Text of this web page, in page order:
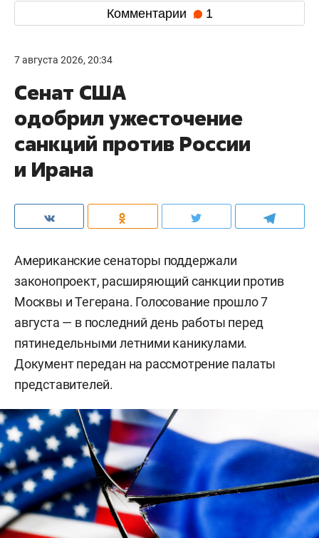
Комментарии 1
7 августа 2026, 20:34
Сенат США
одобрил ужесточение
санкций против России
и Ирана
Американские сенаторы поддержали
законопроект, расширяющий санкции против
Москвы и Тегерана. Голосование прошло 7
августа — в последний день работы перед
пятинедельными летними каникулами.
Документ передан на рассмотрение палаты
представителей.